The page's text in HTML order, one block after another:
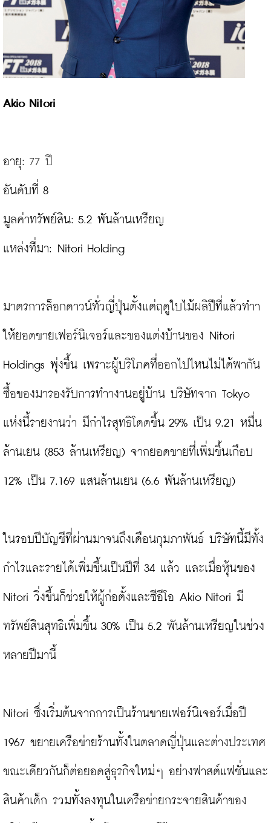
Akio Nitori
อายุ: 77 ปี
อันดับที่ 8
มูลค่าทรัพย์สิน: 5.2 พันล้านเหรียญ
แหล่งที่มา: Nitori Holding
มาตรการล็อกดาวน์ทั่วญี่ปุ่นตั้งแต่ฤดูใบไม้ผลิปีที่แล้วทำา
ให้ยอดขายเฟอร์นิเจอร์และของแต่งบ้านของ Nitori
Holdings พุ่งขึ้น เพราะผู้บริโภคที่ออกไปไหนไม่ได้พากัน
ซื้อของมารองรับการทำางานอยู่บ้าน บริษัทจาก Tokyo
แห่งนี้รายงานว่า มีกำไรสุทธิโดดขึ้น 29% เป็น 9.21 หมื่น
ล้านเยน (853 ล้านเหรียญ) จากยอดขายที่เพิ่มขึ้นเกือบ
12% เป็น 7.169 แสนล้านเยน (6.6 พันล้านเหรียญ)
ในรอบปีบัญชีที่ผ่านมาจนถึงเดือนกุมภาพันธ์ บริษัทนี้มีทั้ง
กำไรและรายได้เพิ่มขึ้นเป็นปีที่ 34 แล้ว และเมื่อหุ้นของ
Nitori วิ่งขึ้นก็ช่วยให้ผู้ก่อตั้งและซีอีโอ Akio Nitori มี
ทรัพย์สินสุทธิเพิ่มขึ้น 30% เป็น 5.2 พันล้านเหรียญในช่วง
หลายปีมานี้
Nitori ซึ่งเริ่มต้นจากการเป็นร้านขายเฟอร์นิเจอร์เมื่อปี
1967 ขยายเครือข่ายร้านทั้งในตลาดญี่ปุ่นและต่างประเทศ
ขณะเดียวกันก็ต่อยอดสู่ธุรกิจใหม่ๆ อย่างฟาสต์แฟชั่นและ
สินค้าเด็ก รวมทั้งลงทุนในเครือข่ายกระจายสินค้าของ